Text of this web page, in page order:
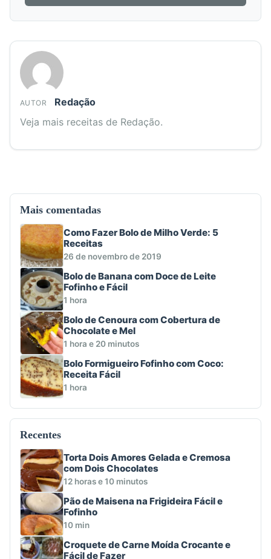
Mais comentadas
Como Fazer Bolo de Milho Verde: 5
Receitas
26 de novembro de 2019
Bolo de Banana com Doce de Leite
Fofinho e Fácil
1 hora
Bolo de Cenoura com Cobertura de
Chocolate e Mel
1 hora e 20 minutos
Bolo Formigueiro Fofinho com Coco:
Receita Fácil
1 hora
Recentes
Torta Dois Amores Gelada e Cremosa
com Dois Chocolates
12 horas e 10 minutos
Pão de Maisena na Frigideira Fácil e
Fofinho
10 min
Croquete de Carne Moída Crocante e
Fácil de Fazer
AUTOR
Redação
Veja mais receitas de Redação.